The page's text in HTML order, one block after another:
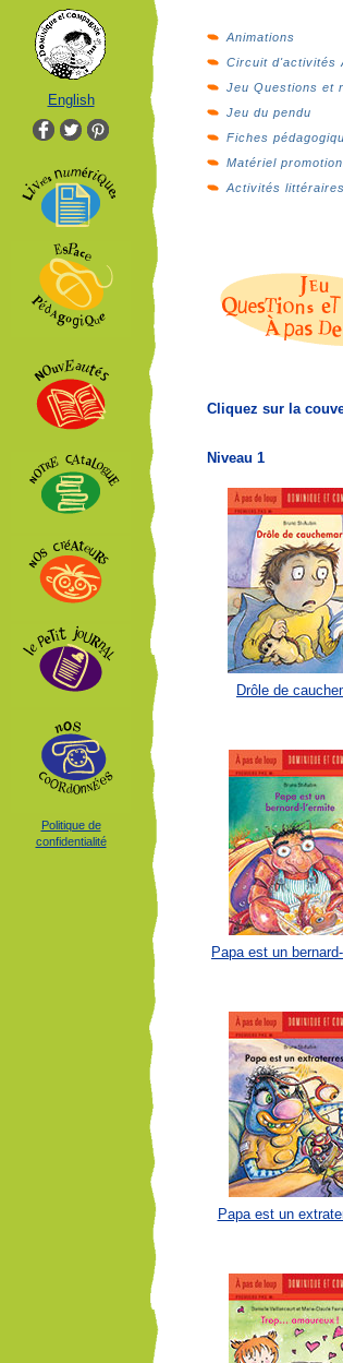
English
Politique de
confidentialité
Animations
Circuit d'activités
Jeu Questions et
Jeu du pendu
Fiches
Matériel
Activités littéraires
Cliquez sur la
Niveau 1
Drôle de
Papa est un
Papa est un